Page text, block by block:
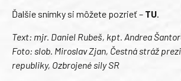
Ďalšie snímky si môžete pozrieť – TU.
Text: mjr. Daniel Rubeš, kpt. Andrea
Foto: slob. Miroslav Zjan, Čestná stráž
republiky, Ozbrojené sily SR